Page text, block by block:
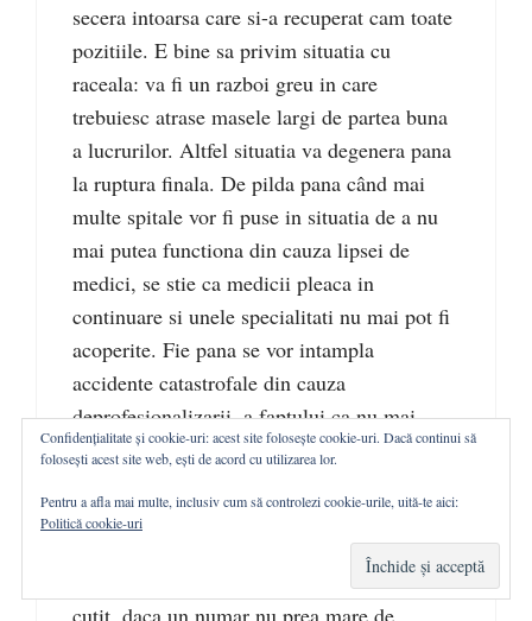
secera intoarsa care si-a recuperat cam toate
pozitiile. E bine sa privim situatia cu
raceala: va fi un razboi greu in care
trebuiesc atrase masele largi de partea buna
a lucrurilor. Altfel situatia va degenera pana
la ruptura finala. De pilda pana când mai
multe spitale vor fi puse in situatia de a nu
mai putea functiona din cauza lipsei de
medici, se stie ca medicii pleaca in
continuare si unele specialitati nu mai pot fi
acoperite. Fie pana se vor intampla
accidente catastrofale din cauza
deprofesionalizarii, a faptului ca nu mai
exista specialistii de care este nevoie. E
politrucilor sa provoace valuri de plecari
masive din tara, in fapt nici nu e nevoie de
plecari masive fiindca totul e pe muchie de
cutit, daca un numar nu prea mare de
Confidențialitate și cookie-uri: acest site folosește cookie-uri. Dacă continui să
folosești acest site web, ești de acord cu utilizarea lor.
Pentru a afla mai multe, inclusiv cum să controlezi cookie-urile, uită-te aici:
Politică cookie-uri